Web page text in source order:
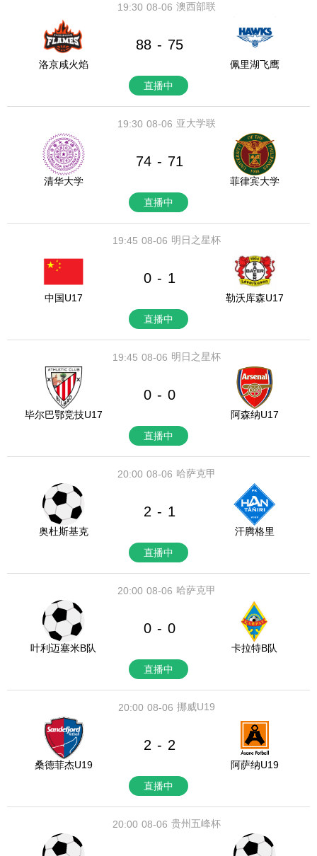
08-06
19:30 澳西部联
洛京咸火焰
88 - 75
佩里湖飞鹰
直播中
08-06
19:30 亚大学联
清华大学
74 - 71
菲律宾大学
直播中
08-06
19:45 明日之星杯
中国U17
0 - 1
勒沃库森U17
直播中
08-06
19:45 明日之星杯
毕尔巴鄂竞技U17
0 - 0
阿森纳U17
直播中
08-06
20:00 哈萨克甲
奥杜斯基克
2 - 1
汗腾格里
直播中
08-06
20:00 哈萨克甲
叶利迈塞米B队
0 - 0
卡拉特B队
直播中
08-06
20:00 挪威U19
桑德菲杰U19
2 - 2
阿萨纳U19
直播中
08-06
20:00 贵州五峰杯